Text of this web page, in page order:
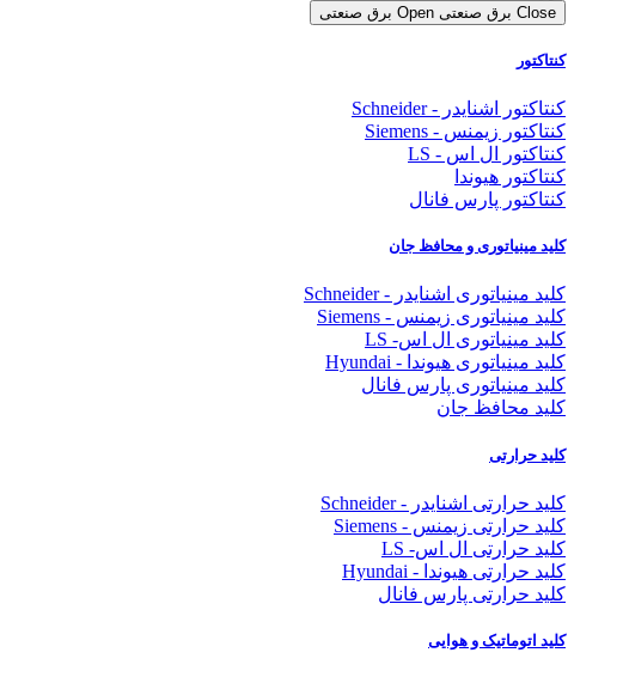
Close برق صنعتی Open برق صنعتی
کنتاکتور
کنتاکتور اشنایدر - Schneider
کنتاکتور زیمنس - Siemens
کنتاکتور ال اس - LS
کنتاکتور هیوندا
کنتاکتور پارس فانال
کلید مینیاتوری و محافظ جان
کلید مینیاتوری اشنایدر - Schneider
کلید مینیاتوری زیمنس - Siemens
کلید مینیاتوری ال اس- LS
کلید مینیاتوری هیوندا - Hyundai
کلید مینیاتوری پارس فانال
کلید محافظ جان
کلید حرارتی
کلید حرارتی اشنایدر - Schneider
کلید حرارتی زیمنس - Siemens
کلید حرارتی ال اس- LS
کلید حرارتی هیوندا - Hyundai
کلید حرارتی پارس فانال
کلید اتوماتیک و هوایی